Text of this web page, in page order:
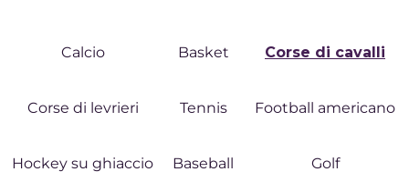
Calcio Basket Corse di cavalli
Corse di levrieri Tennis Football americano
Hockey su ghiaccio Baseball Golf